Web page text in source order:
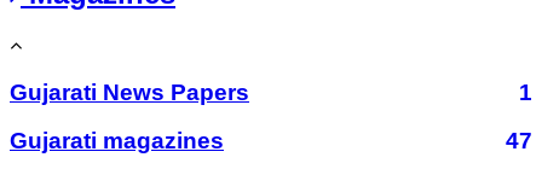
Gujarati News Papers
1
Gujarati magazines
47